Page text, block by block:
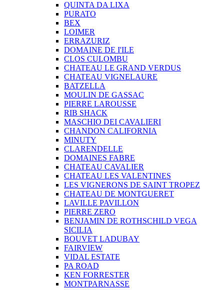
QUINTA DA LIXA
PURATO
BEX
LOIMER
ERRAZURIZ
DOMAINE DE I'ILE
CLOS CULOMBU
CHATEAU LE GRAND VERDUS
CHATEAU VIGNELAURE
BATZELLA
MOULIN DE GASSAC
PIERRE LAROUSSE
RIB SHACK
MASCHIO DEI CAVALIERI
CHANDON CALIFORNIA
MINUTY
CLARENDELLE
DOMAINES FABRE
CHATEAU CAVALIER
CHATEAU LES VALENTINES
LES VIGNERONS DE SAINT TROPEZ
CHATEAU DE MONTGUERET
LAVILLE PAVILLON
PIERRE ZERO
BENJAMIN DE ROTHSCHILD VEGA
SICILIA
BOUVET LADUBAY
FAIRVIEW
VIDAL ESTATE
PA ROAD
KEN FORRESTER
MONTPARNASSE